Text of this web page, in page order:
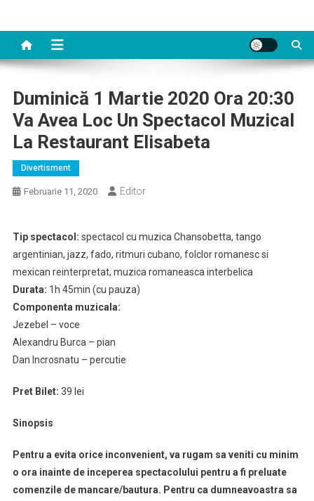
Duminică 1 Martie 2020 Ora 20:30
Va Avea Loc Un Spectacol Muzical
La Restaurant Elisabeta
Divertisment
Februarie 11, 2020 Editor
Tip spectacol: spectacol cu muzica Chansobetta, tango
argentinian, jazz, fado, ritmuri cubano, folclor romanesc si
mexican reinterpretat, muzica romaneasca interbelica
Durata: 1h 45min (cu pauza)
Componenta muzicala:
Jezebel – voce
Alexandru Burca – pian
Dan Incrosnatu – percutie
Pret Bilet: 39 lei
Sinopsis
Pentru a evita orice inconvenient, va rugam sa veniti cu minim
o ora inainte de inceperea spectacolului pentru a fi preluate
comenzile de mancare/bautura. Pentru ca dumneavoastra sa